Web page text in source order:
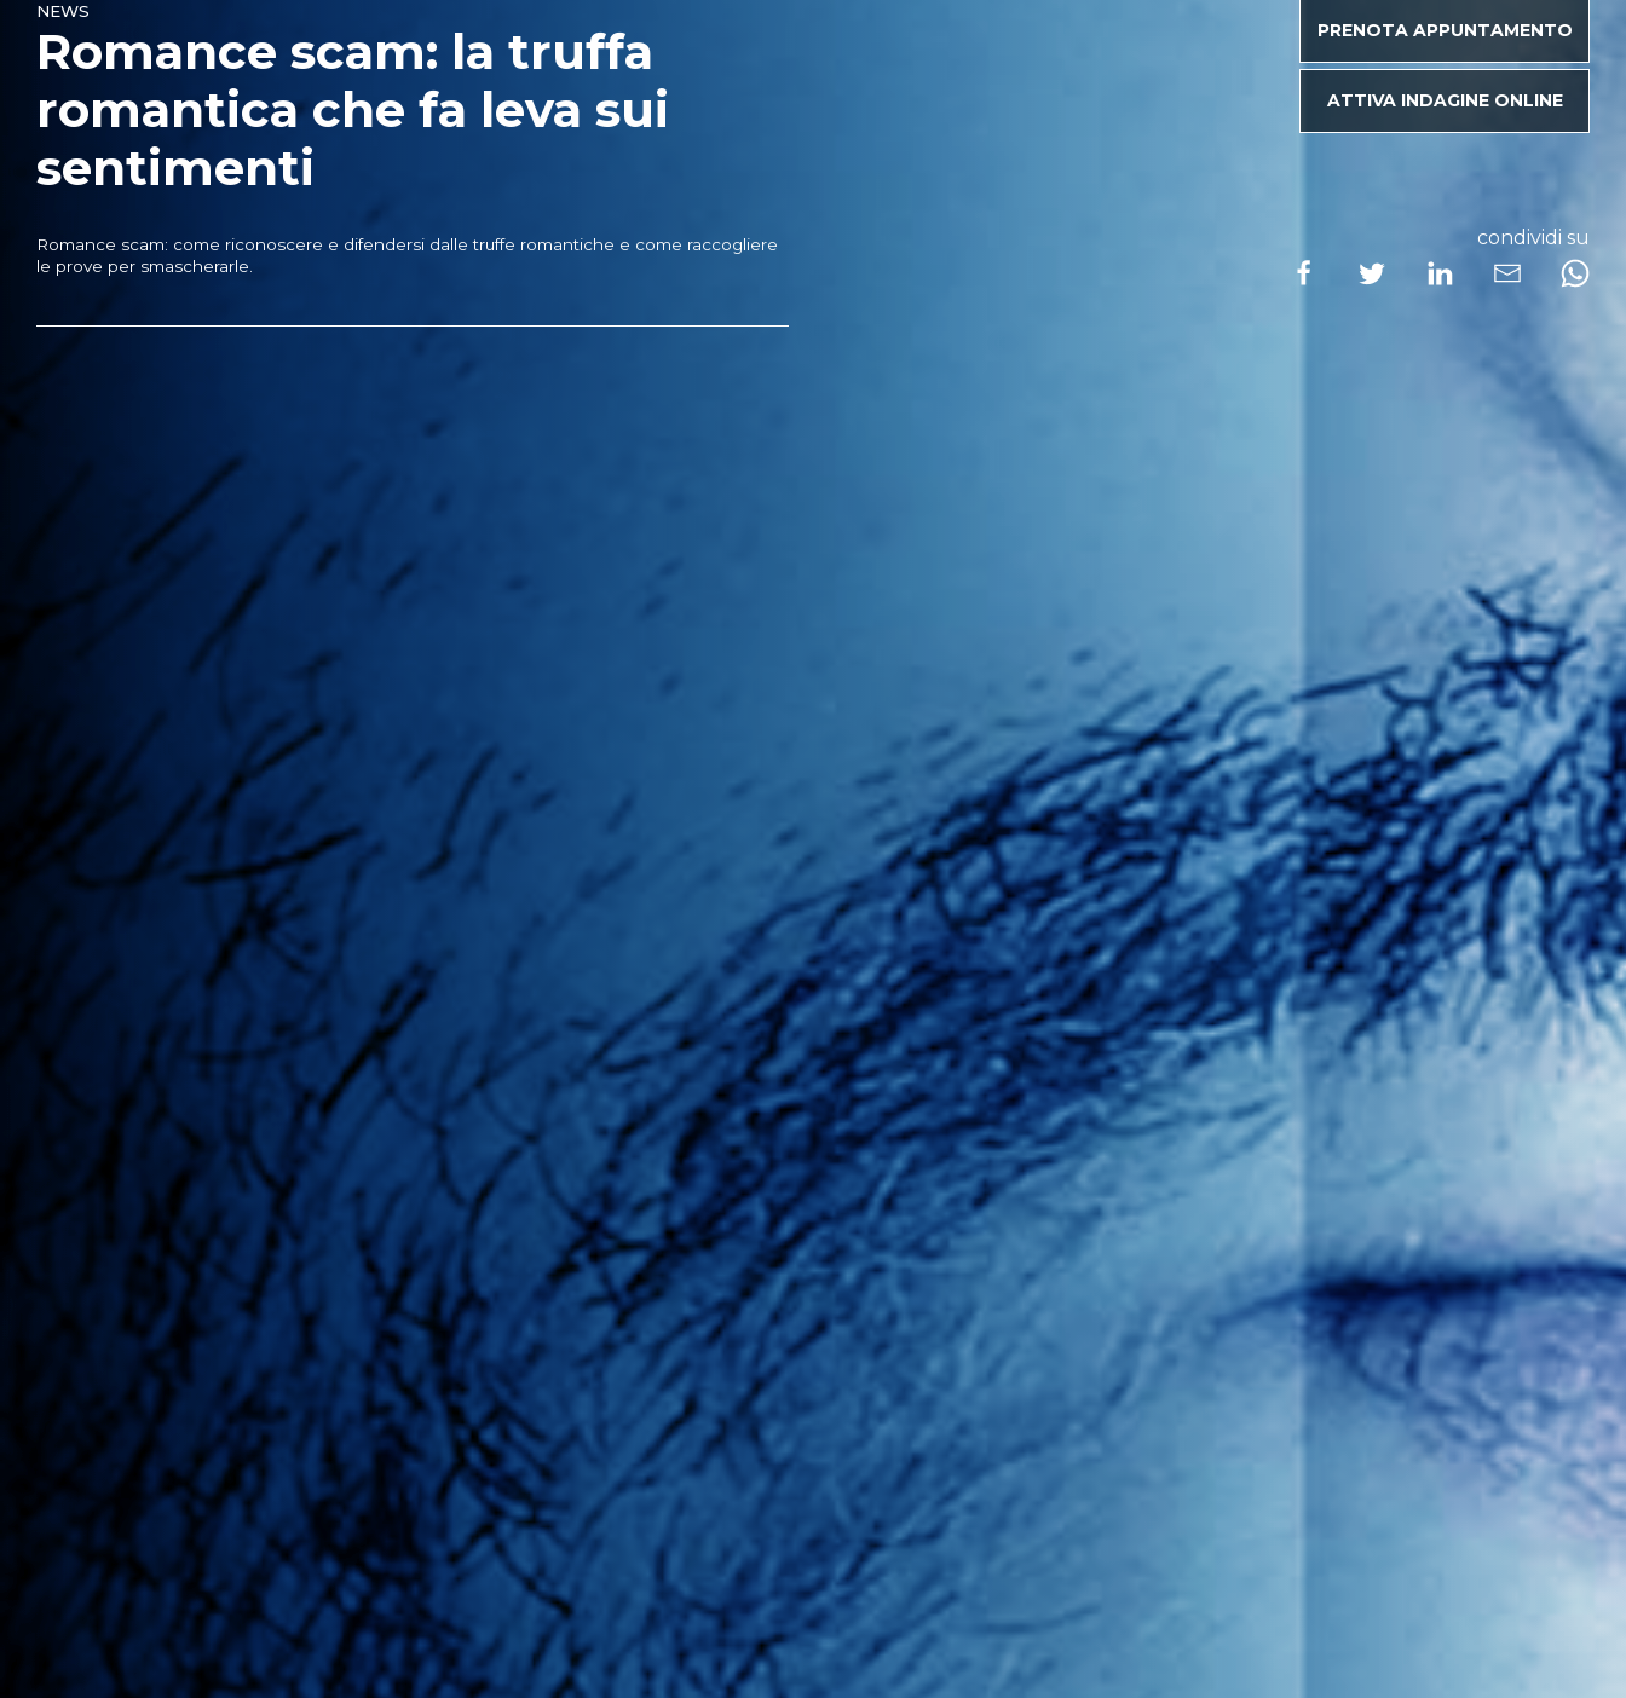
NEWS
Romance scam: la truffa
romantica che fa leva sui
sentimenti
Romance scam: come riconoscere e difendersi dalle truffe romantiche e come raccogliere
le prove per smascherarle.
PRENOTA APPUNTAMENTO
ATTIVA INDAGINE ONLINE
condividi su